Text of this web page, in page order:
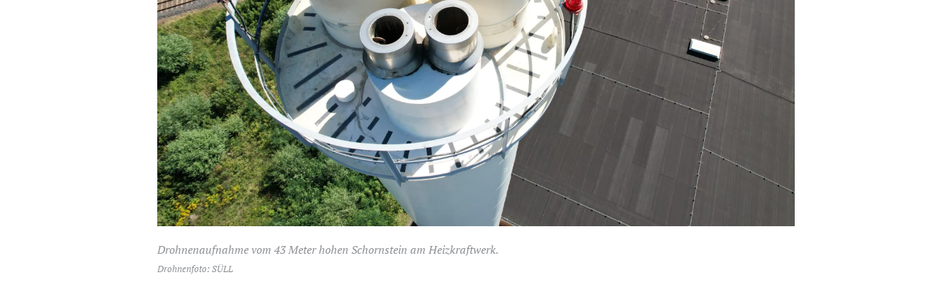
Drohnenaufnahme vom 43 Meter hohen Schornstein am Heizkraftwerk.
Drohnenfoto: SÜLL